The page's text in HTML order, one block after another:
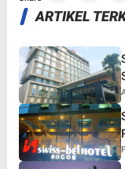
ARTIKEL